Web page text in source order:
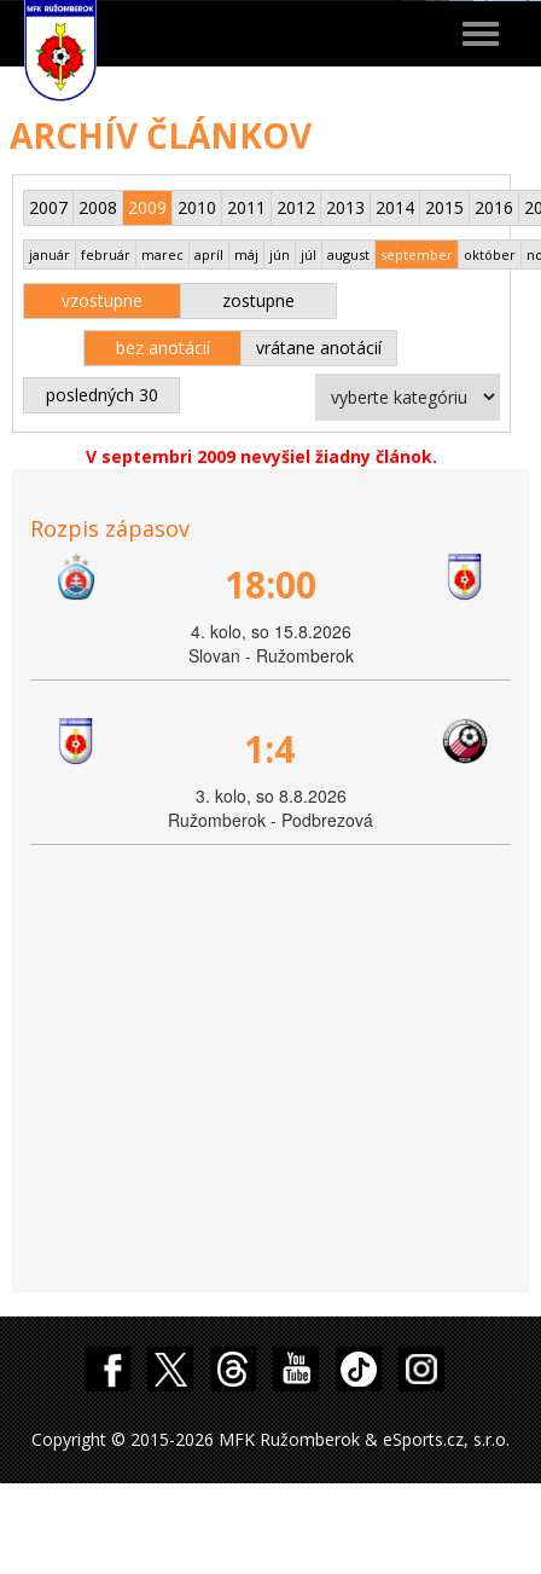
Toggle
ARCHÍV ČLÁNKOV
2007 2008 2009 2010 2011 2012 2013 2014 2015 2016
január február marec apríl máj jún júl august september október
vzostupne zostupne
bez anotácií vrátane anotácií
posledných 30
V septembri 2009 nevyšiel žiadny článok.
Rozpis zápasov
18:00
4. kolo, so 15.8.2026
Slovan - Ružomberok
1:4
3. kolo, so 8.8.2026
Ružomberok - Podbrezová
Copyright © 2015-2026 MFK Ružomberok & eSports.cz, s.r.o.